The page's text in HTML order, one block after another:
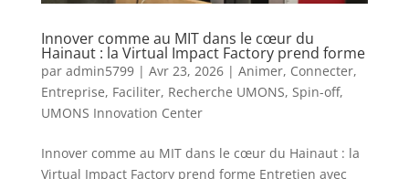
Innover comme au MIT dans le cœur du
Hainaut : la Virtual Impact Factory prend forme
par admin5799| Avr 23, 2026| Animer, Connecter,
Entreprise, Faciliter, Recherche UMONS, Spin-off,
UMONS Innovation Center
Innover comme au MIT dans le cœur du Hainaut : la
Virtual Impact Factory prend forme Entretien avec